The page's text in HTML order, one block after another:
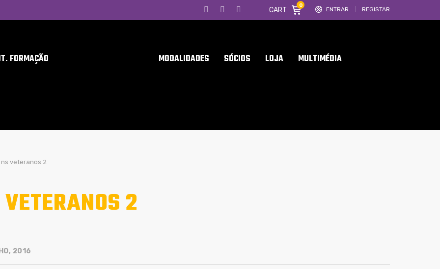
ENTRAR REGISTAR
CART
0
FORMAÇÃO MODALIDADES SÓCIOS LOJA MULTIMÉDIA
ns veteranos 2
2
2016